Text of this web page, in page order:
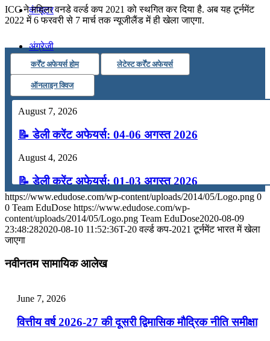
कंप्यूटर
अंग्रेजी
मॉक टेस्ट
टुडेज जीके
Menu Menu
ICC ने महिला वनडे वर्ल्ड कप 2021 को स्थगित कर दिया है. अब यह टूर्नमेंट
2022 में 6 फरवरी से 7 मार्च तक न्यूजीलैंड में ही खेला जाएगा.
कर्रेंट अफेयर्स होम लेटेस्ट कर्रेंट अफेयर्स
ऑनलाइन क्विज
August 7, 2026
📝 डेली करेंट अफेयर्स: 04-06 अगस्त 2026
August 4, 2026
📝 डेली करेंट अफेयर्स: 01-03 अगस्त 2026
July 31, 2026
📝 डेली करेंट अफेयर्स: 28-31 जुलाई 2026
July 25, 2026
📝 डेली करेंट अफेयर्स: 22-24 जुलाई 2026
https://www.edudose.com/wp-content/uploads/2014/05/Logo.png 0
0 Team EduDose https://www.edudose.com/wp-
content/uploads/2014/05/Logo.png Team EduDose2020-08-09
23:48:282020-08-10 11:52:36T-20 वर्ल्ड कप-2021 टूर्नमेंट भारत में खेला
जाएगा
नवीनतम सामायिक आलेख
June 7, 2026
वित्तीय वर्ष 2026-27 की दूसरी द्विमासिक मौद्रिक नीति समीक्षा